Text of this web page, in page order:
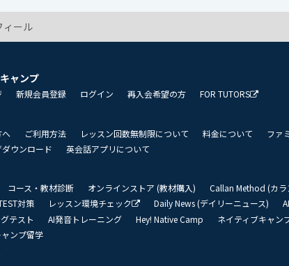
ィール
ャンプ
新規会員登録 ログイン 再入会希望の方 FOR TUTORS
へ ご利用方法 レッスン回数無制限について 料金について
ファ
ウンロード
英会話アプリについて
コース・教材診断 オンラインストア (教材購入)
Callan Method (カラ
対策
レッスン環境チェック Daily News (デイリーニュース)
テスト
AI発音トレーニング Hey! Native Camp ネイティブキャン
ンプ留学